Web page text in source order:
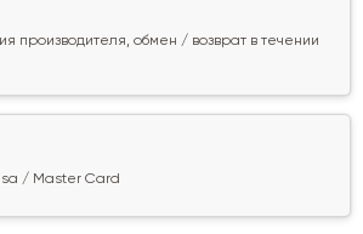
производителя, обмен / возврат в течении
/ Master Card